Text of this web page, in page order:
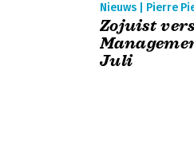
Nieuws | Pierre
Zojuist
Juli